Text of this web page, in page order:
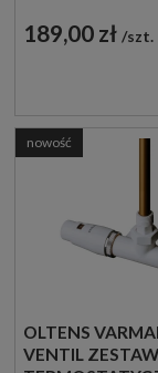
189,00 zł szt.
OLTENS
VENTIL ZESTAW
nowość